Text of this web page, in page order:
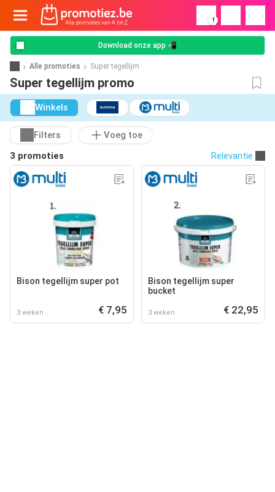
!
Download onze app 📲
Alle promoties Super tegellijm
Super tegellijm promo
Winkels
Filters
Voeg toe
3 promoties
Relevantie
Bison tegellijm super pot
3 weken € 7,95
Bison tegellijm super
bucket
3 weken € 22,95